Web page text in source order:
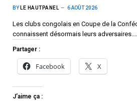
BY LE HAUTPANEL 6 AOÛT 2026
Les clubs congolais en Coupe de la
connaissent désormais leurs adversaires.…
Partager :
Facebook X
J’aime ça :